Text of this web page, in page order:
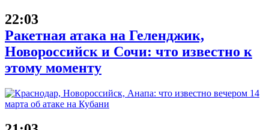
22:03
Ракетная атака на Геленджик,
Новороссийск и Сочи: что известно к
этому моменту